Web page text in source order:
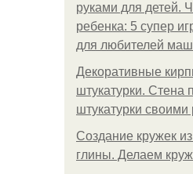
руками для детей.
ребенка: 5 супер
для любителей
Декоративные
штукатурки. Стена
штукатурки своими
Создание кружек
глины. Делаем